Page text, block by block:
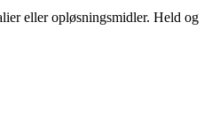
eller opløsningsmidler. Held og